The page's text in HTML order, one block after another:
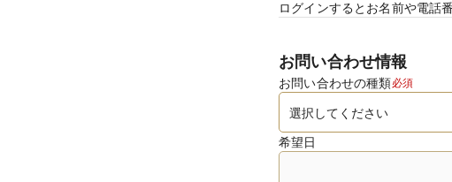
ログインするとお名前や電話
お問い合わせ情報
お問い合わせの種類必須
希望日